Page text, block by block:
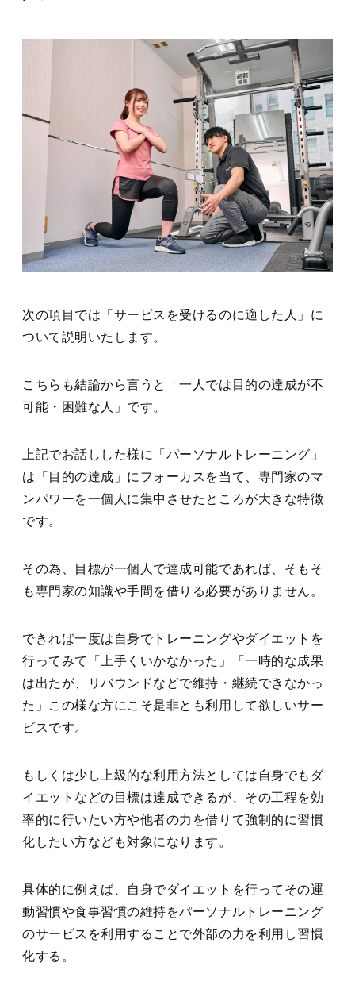
次の項目では「サービスを受けるのに適した人」に
ついて説明いたします。
こちらも結論から言うと「一人では目的の達成が不
可能・困難な人」です。
上記でお話しした様に「パーソナルトレーニング」
は「目的の達成」にフォーカスを当て、専門家のマ
ンパワーを一個人に集中させたところが大きな特徴
です。
その為、目標が一個人で達成可能であれば、そもそ
も専門家の知識や手間を借りる必要がありません。
できれば一度は自身でトレーニングやダイエットを
行ってみて「上手くいかなかった」「一時的な成果
は出たが、リバウンドなどで維持・継続できなかっ
た」この様な方にこそ是非とも利用して欲しいサー
ビスです。
もしくは少し上級的な利用方法としては自身でもダ
イエットなどの目標は達成できるが、その工程を効
率的に行いたい方や他者の力を借りて強制的に習慣
化したい方なども対象になります。
具体的に例えば、自身でダイエットを行ってその運
動習慣や食事習慣の維持をパーソナルトレーニング
のサービスを利用することで外部の力を利用し習慣
化する。